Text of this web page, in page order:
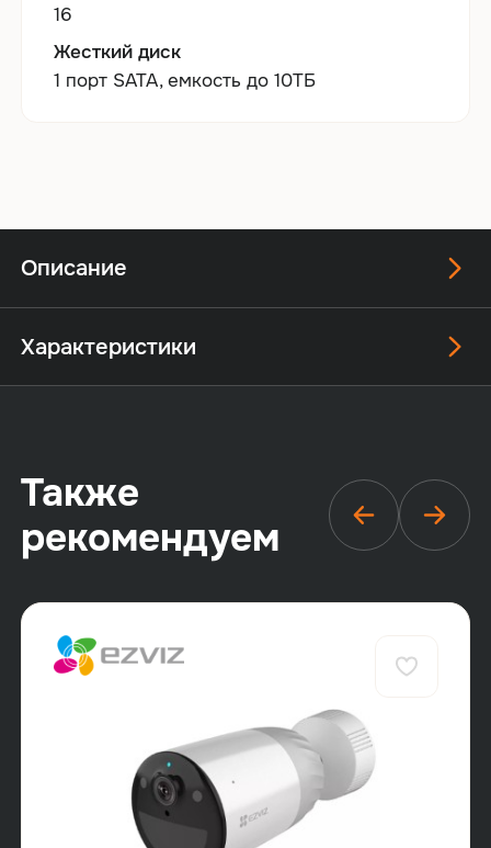
16
Жесткий диск
1 порт SATA, емкость до 10ТБ
Описание
Характеристики
Также
рекомендуем